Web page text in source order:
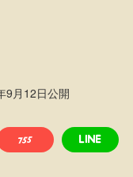
月12日公開